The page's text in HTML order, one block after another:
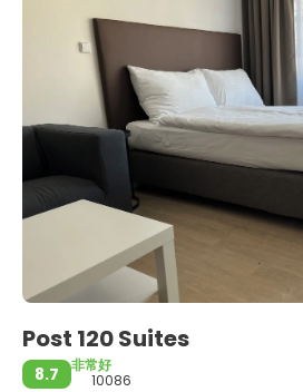
Post 120 Suites
8.7
非常好
10086